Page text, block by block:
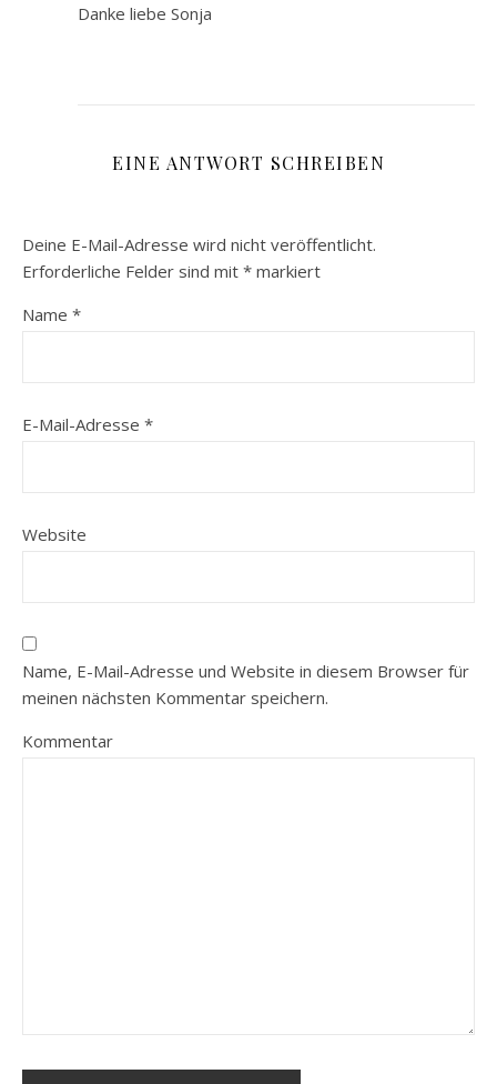
Danke liebe Sonja
EINE ANTWORT SCHREIBEN
Deine E-Mail-Adresse wird nicht veröffentlicht.
Erforderliche Felder sind mit * markiert
Name *
E-Mail-Adresse *
Website
Name, E-Mail-Adresse und Website in diesem Browser für
meinen nächsten Kommentar speichern.
Kommentar